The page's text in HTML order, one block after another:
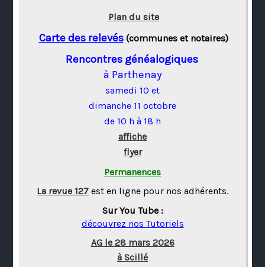
Plan du site
Carte des relevés(communes et notaires)
Rencontres généalogiques
à Parthenay
samedi 10 et
dimanche 11 octobre
de 10 h à 18 h
affiche
flyer
Permanences
La revue 127 est en ligne pour nos adhérents.
Sur You Tube :
découvrez nos Tutoriels
AG le 28 mars 2026
à Scillé